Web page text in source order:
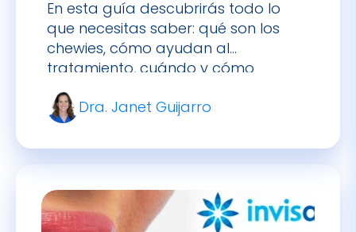
En esta guía descubrirás todo lo
que necesitas saber: qué son los
chewies, cómo ayudan al
tratamiento, cuándo y cómo
usarlos correctamente, sus
beneficios e incluso alternativas.
Dra. Janet Guijarro